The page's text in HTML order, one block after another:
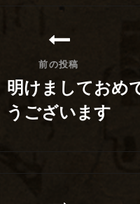
前の投稿
けましておめ
うございます